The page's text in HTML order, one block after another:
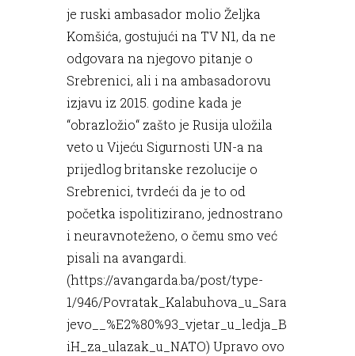
je ruski ambasador molio Željka
Komšića, gostujući na TV N1, da ne
odgovara na njegovo pitanje o
Srebrenici, ali i na ambasadorovu
izjavu iz 2015. godine kada je
“obrazložio“ zašto je Rusija uložila
veto u Vijeću Sigurnosti UN-a na
prijedlog britanske rezolucije o
Srebrenici, tvrdeći da je to od
početka ispolitizirano, jednostrano
i neuravnoteženo, o čemu smo već
pisali na avangardi.
(https://avangarda.ba/post/type-
1/946/Povratak_Kalabuhova_u_Sara
jevo__%E2%80%93_vjetar_u_ledja_B
iH_za_ulazak_u_NATO) Upravo ovo